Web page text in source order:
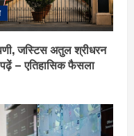
जस्टिस अतुल श्रीधरन
पढ़ें – एत‍िहास‍िक फैसला